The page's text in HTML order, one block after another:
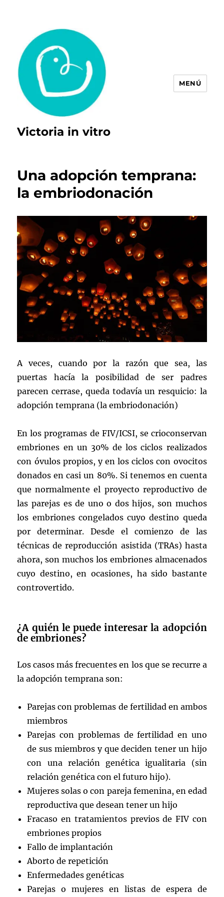
Victoria in vitro
MENÚ
Una adopción temprana:
la embriodonación
A veces, cuando por la razón que sea, las
puertas hacía la posibilidad de ser padres
parecen cerrase, queda todavía un resquicio: la
adopción temprana (la embriodonación)
En los programas de FIV/ICSI, se crioconservan
embriones en un 30% de los ciclos realizados
con óvulos propios, y en los ciclos con ovocitos
donados en casi un 80%. Si tenemos en cuenta
que normalmente el proyecto reproductivo de
las parejas es de uno o dos hijos, son muchos
los embriones congelados cuyo destino queda
por determinar. Desde el comienzo de las
técnicas de reproducción asistida (TRAs) hasta
ahora, son muchos los embriones almacenados
cuyo destino, en ocasiones, ha sido bastante
controvertido.
¿A quién le puede interesar la adopción
de embriones?
Los casos más frecuentes en los que se recurre a
la adopción temprana son:
Parejas con problemas de fertilidad en ambos
miembros
Parejas con problemas de fertilidad en uno
de sus miembros y que deciden tener un hijo
con una relación genética igualitaria (sin
relación genética con el futuro hijo).
Mujeres solas o con pareja femenina, en edad
reproductiva que desean tener un hijo
Fracaso en tratamientos previos de FIV con
embriones propios
Fallo de implantación
Aborto de repetición
Enfermedades genéticas
Parejas o mujeres en listas de espera de